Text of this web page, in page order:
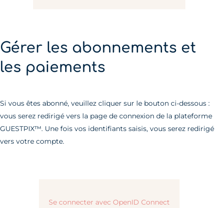
Gérer les abonnements et
les paiements
Si vous êtes abonné, veuillez cliquer sur le bouton ci-dessous :
vous serez redirigé vers la page de connexion de la plateforme
GUESTPIX™. Une fois vos identifiants saisis, vous serez redirigé
vers votre compte.
Se connecter avec OpenID Connect